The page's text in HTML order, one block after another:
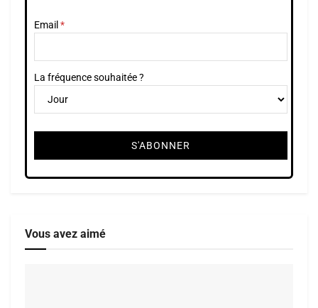
Email
La fréquence souhaitée ?
Vous avez aimé